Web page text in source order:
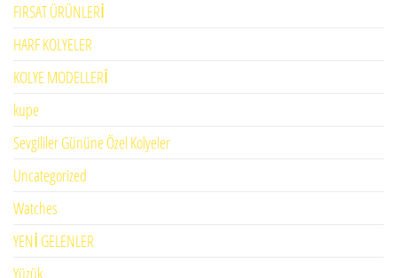
FIRSAT ÜRÜNLERİ
HARF KOLYELER
KOLYE MODELLERİ
kupe
Sevgililer Gününe Özel Kolyeler
Uncategorized
Watches
YENİ GELENLER
Yüzük